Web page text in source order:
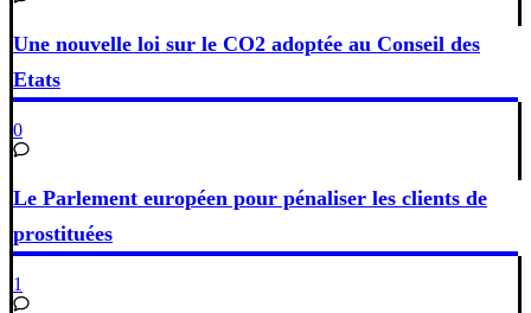
Une nouvelle loi sur le CO2 adoptée au Conseil des
Etats
0
Le Parlement européen pour pénaliser les clients de
prostituées
1